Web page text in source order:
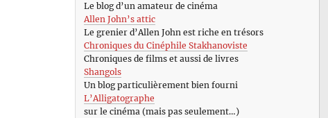
Le blog d’un amateur de cinéma
Allen John’s attic
Le grenier d’Allen John est riche en trésors
Chroniques du Cinéphile Stakhanoviste
Chroniques de films et aussi de livres
Shangols
Un blog particulièrement bien fourni
L’Alligatographe
sur le cinéma (mais pas seulement…)